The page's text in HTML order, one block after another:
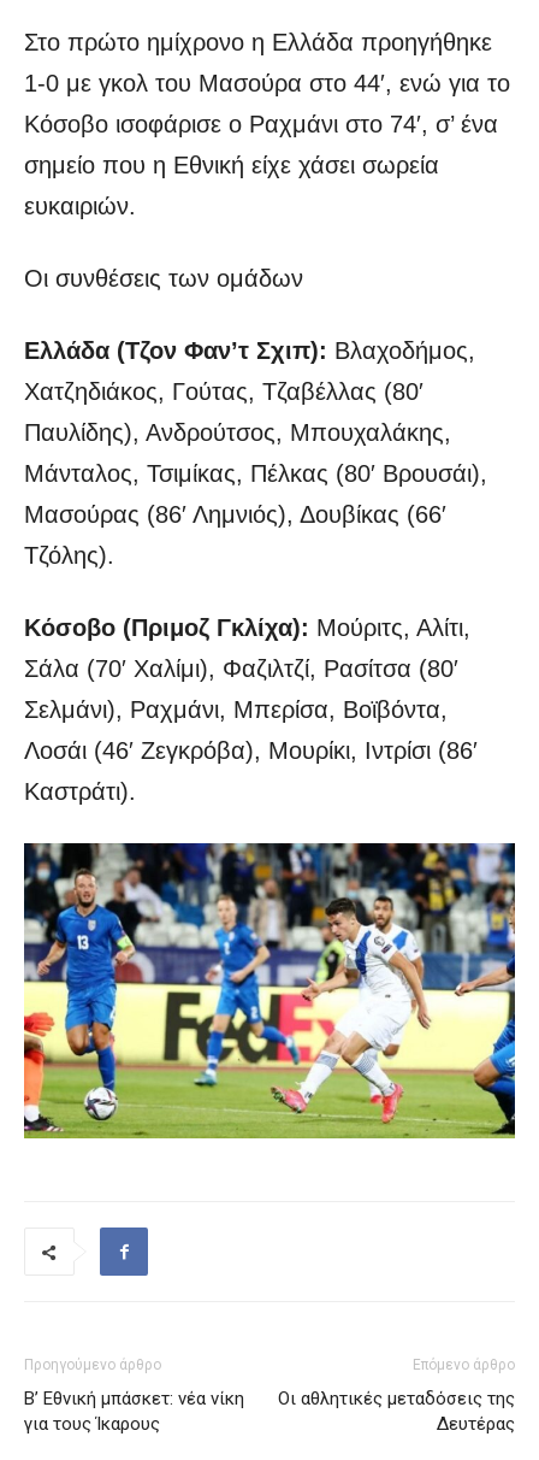
Στο πρώτο ημίχρονο η Ελλάδα προηγήθηκε
1-0 με γκολ του Μασούρα στο 44′, ενώ για το
Κόσοβο ισοφάρισε ο Ραχμάνι στο 74′, σ’ ένα
σημείο που η Εθνική είχε χάσει σωρεία
ευκαιριών.
Οι συνθέσεις των ομάδων
Ελλάδα (Τζον Φαν’τ Σχιπ): Βλαχοδήμος,
Χατζηδιάκος, Γούτας, Τζαβέλλας (80′
Παυλίδης), Ανδρούτσος, Μπουχαλάκης,
Μάνταλος, Τσιμίκας, Πέλκας (80′ Βρουσάι),
Μασούρας (86′ Λημνιός), Δουβίκας (66′
Τζόλης).
Κόσοβο (Πριμοζ Γκλίχα): Μούριτς, Αλίτι,
Σάλα (70′ Χαλίμι), Φαζιλτζί, Ρασίτσα (80′
Σελμάνι), Ραχμάνι, Μπερίσα, Βοϊβόντα,
Λοσάι (46′ Ζεγκρόβα), Μουρίκι, Ιντρίσι (86′
Καστράτι).
Προηγούμενο άρθρο
Β’ Εθνική μπάσκετ: νέα νίκη
για τους Ίκαρους
Επόμενο άρθρο
Οι αθλητικές μεταδόσεις της
Δευτέρας